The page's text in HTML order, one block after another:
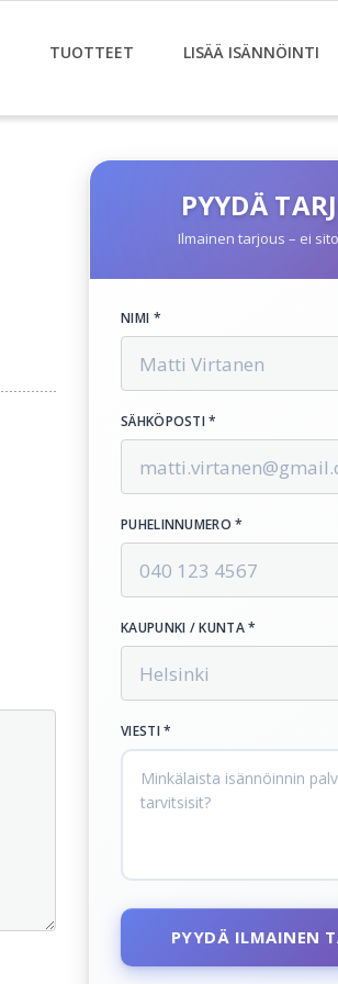
TUOTTEET LISÄÄ ISÄNNÖINTI
PYYDÄ
Ilmainen tarjous – ei
NIMI *
SÄHKÖPOSTI *
PUHELINNUMERO *
KAUPUNKI / KUNTA *
VIESTI *
PYYDÄ ILMAINEN